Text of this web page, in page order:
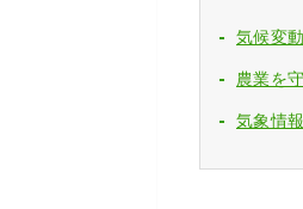
気候変
農業を
気象情